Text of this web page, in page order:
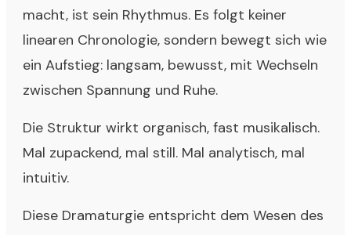
macht, ist sein Rhythmus. Es folgt keiner
linearen Chronologie, sondern bewegt sich wie
ein Aufstieg: langsam, bewusst, mit Wechseln
zwischen Spannung und Ruhe.
Die Struktur wirkt organisch, fast musikalisch.
Mal zupackend, mal still. Mal analytisch, mal
intuitiv.
Diese Dramaturgie entspricht dem Wesen des